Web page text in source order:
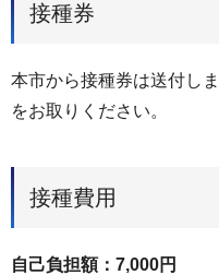
接種券
本市から接種券は送付し
をお取りください。
接種費用
自己負担額：7,000円